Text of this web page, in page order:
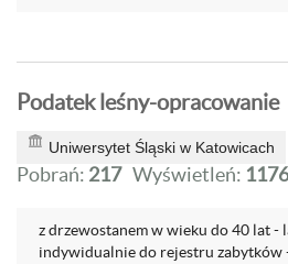
Podatek leśny-opracowanie
Uniwersytet Śląski w Katowicach
Pobrań: 217 Wyświetleń: 1176
z drzewostanem w wieku do 40 lat -
indywidualnie do rejestru zabytków